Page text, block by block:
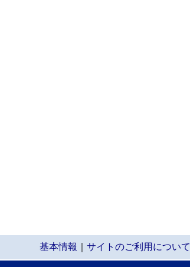
基本情報 サイトのご利用について